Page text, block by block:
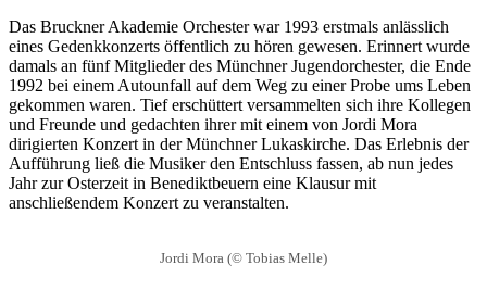
Das Bruckner Akademie Orchester war 1993 erstmals anlässlich
eines Gedenkkonzerts öffentlich zu hören gewesen. Erinnert wurde
damals an fünf Mitglieder des Münchner Jugendorchester, die Ende
1992 bei einem Autounfall auf dem Weg zu einer Probe ums Leben
gekommen waren. Tief erschüttert versammelten sich ihre Kollegen
und Freunde und gedachten ihrer mit einem von Jordi Mora
dirigierten Konzert in der Münchner Lukaskirche. Das Erlebnis der
Aufführung ließ die Musiker den Entschluss fassen, ab nun jedes
Jahr zur Osterzeit in Benediktbeuern eine Klausur mit
anschließendem Konzert zu veranstalten.
Jordi Mora (© Tobias Melle)